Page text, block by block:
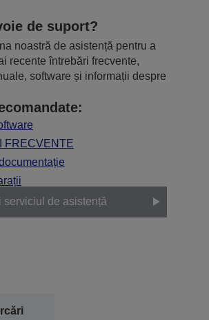
de suport?
noastră de asistență pentru a
recente întrebări frecvente,
software și informații despre
FRECVENTE
serviciul de asistență